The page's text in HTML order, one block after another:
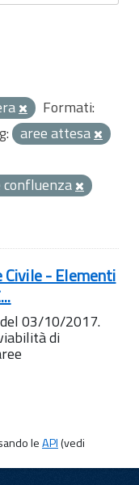
Formati:
aree attesa
confluenza
- Elementi
03/10/2017.
di
leAPI(vedi